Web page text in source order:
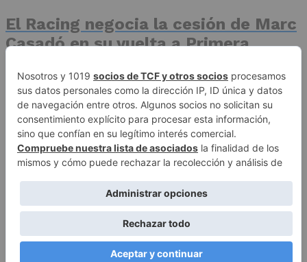
El Racing negocia la cesión de Marc
Casadó en su vuelta a Primera
Advertisement
Publicidad
Aviso legal
Política de privacidad
Autores
Contacto
Política editorial
Quiénes somos
ACCESO REDACCIÓN
Automatizaciones, SL